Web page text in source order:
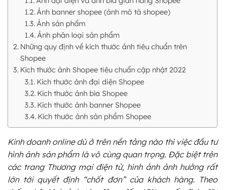
Ảnh banner shopee (ảnh mô tả shopee)
Ảnh sản phẩm
Ảnh phân loại sản phẩm
Những quy định về kích thước ảnh tiêu chuẩn trên
Shopee
Kích thước ảnh Shopee tiêu chuẩn cập nhật 2022
Kích thước ảnh đại diện Shopee
Kích thước ảnh bìa Shopee
Kích thước ảnh banner Shopee
Kích thước ảnh sản phẩm Shopee
Kinh doanh online dù ở trên nền tảng nào thì việc đầu tư
hình ảnh sản phẩm là vô cùng quan trọng. Đặc biệt trên
các trang Thương mại điện tử, hình ảnh ảnh hưởng rất
lớn tới quyết định “chốt đơn” của khách hàng. Theo